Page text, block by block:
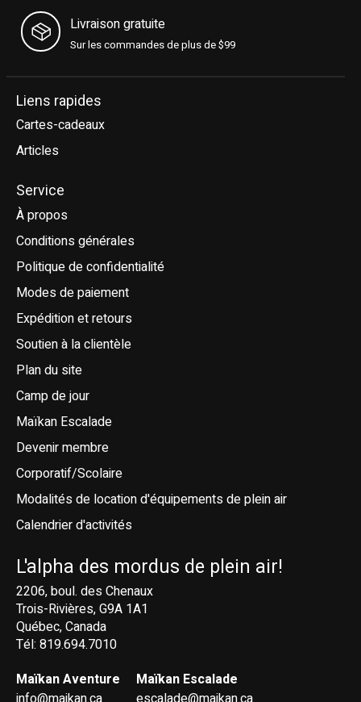
Livraison gratuite
Sur les commandes de plus de $99
Liens rapides
Cartes-cadeaux
Articles
Service
À propos
Conditions générales
Politique de confidentialité
Modes de paiement
Expédition et retours
Soutien à la clientèle
Plan du site
Camp de jour
Maïkan Escalade
Devenir membre
Corporatif/Scolaire
Modalités de location d'équipements de plein air
Calendrier d'activités
L'alpha des mordus de plein air!
2206, boul. des Chenaux
Trois-Rivières, G9A 1A1
Québec, Canada
Tél: 819.694.7010
Maïkan Aventure
Maïkan Escalade